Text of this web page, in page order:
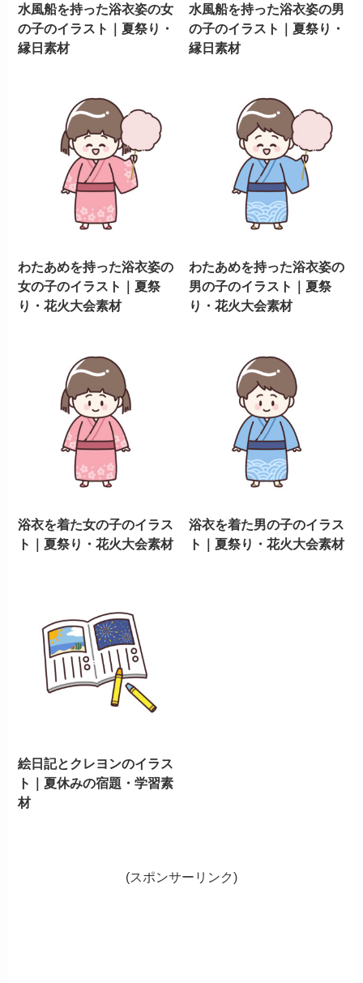
水風船を持った浴衣姿の女
の子のイラスト｜夏祭り・
縁日素材
水風船を持った浴衣姿の男
の子のイラスト｜夏祭り・
縁日素材
わたあめを持った浴衣姿の
女の子のイラスト｜夏祭
り・花火大会素材
わたあめを持った浴衣姿の
男の子のイラスト｜夏祭
り・花火大会素材
浴衣を着た女の子のイラス
ト｜夏祭り・花火大会素材
浴衣を着た男の子のイラス
ト｜夏祭り・花火大会素材
絵日記とクレヨンのイラス
ト｜夏休みの宿題・学習素
材
(スポンサーリンク)